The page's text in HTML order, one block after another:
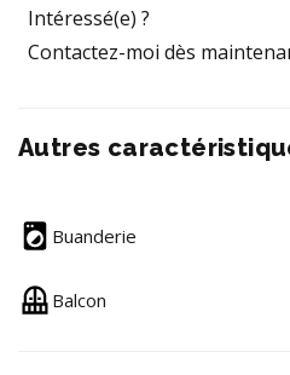
Intéressé(e) ?
Contactez-moi dès
Autres
Buanderie
Balcon